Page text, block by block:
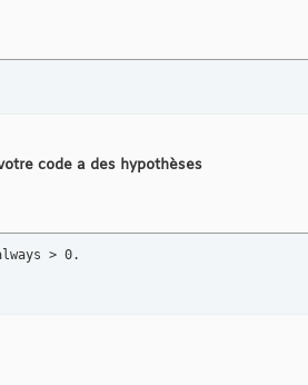
code a des hypothèses
> 0.